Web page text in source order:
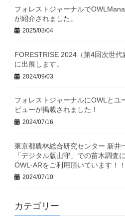
フォレストジャーナルで
が紹介されました。
2025/03/04
FORESTRISE 2024（第4回次世代
に出展します。
2024/09/03
フォレストジャーナルにOWLとユ
ビューが掲載されました！
2024/07/16
東京都農林総合研究センター 新井
「デジタル版山守」での苗木調査
OWL-ARをご利用頂いています！！
2024/07/10
カテゴリー